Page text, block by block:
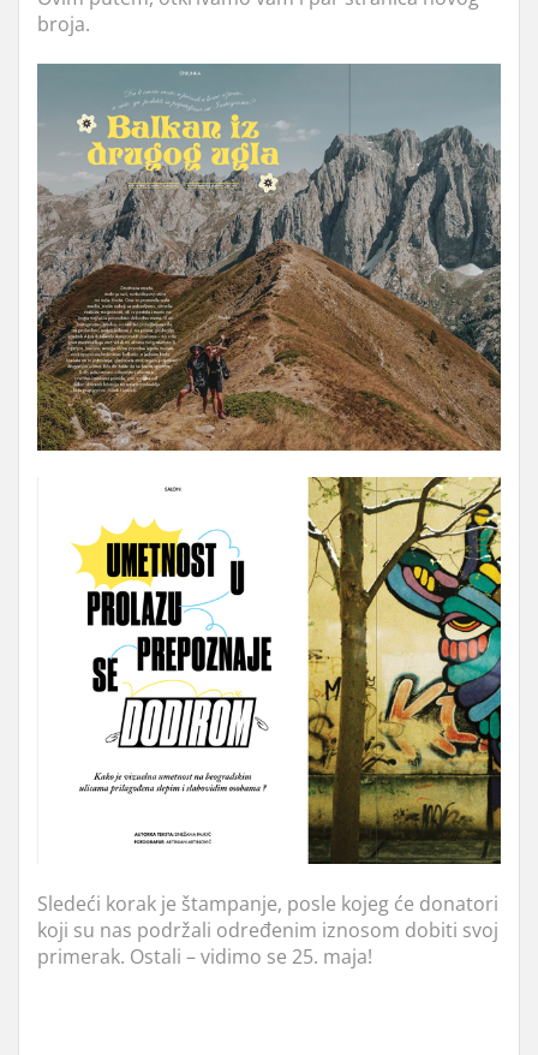
broja.
Sledeći korak je štampanje, posle kojeg će donatori
koji su nas podržali određenim iznosom dobiti svoj
primerak. Ostali – vidimo se 25. maja!